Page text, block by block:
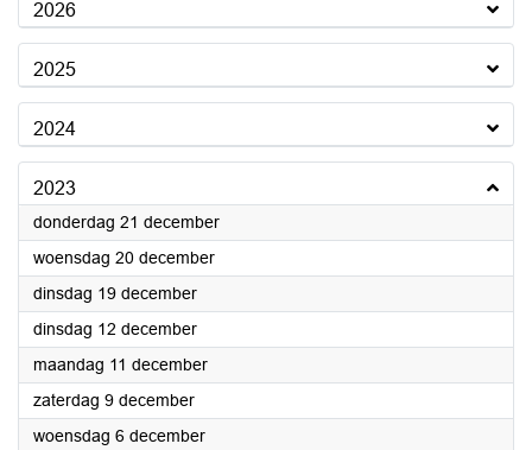
2026
2025
2024
2023
donderdag 21 december2023
woensdag 20 december2023
dinsdag 19 december2023
dinsdag 12 december2023
maandag 11 december2023
zaterdag 9 december2023
woensdag 6 december2023